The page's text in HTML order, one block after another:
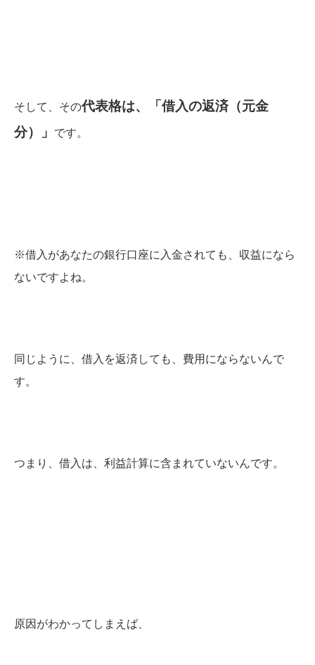
そして、その代表格は、
「借入の返済（元金
分）」
です。
※借入があなたの銀行口座に入金されても、収益になら
ないですよね。
同じように、借入を返済しても、費用にならないんで
す。
つまり、借入は、利益計算に含まれていないんです。
原因がわかってしまえば、